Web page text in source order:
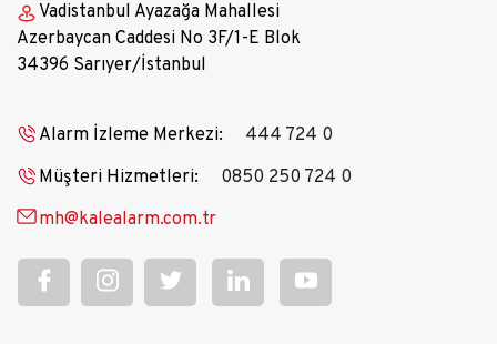
Vadistanbul Ayazağa Mahallesi
Azerbaycan Caddesi No 3F/1-E Blok
34396 Sarıyer/İstanbul
Alarm İzleme Merkezi:
444 724 0
Müşteri Hizmetleri:
0850 250 724 0
mh@kalealarm.com.tr